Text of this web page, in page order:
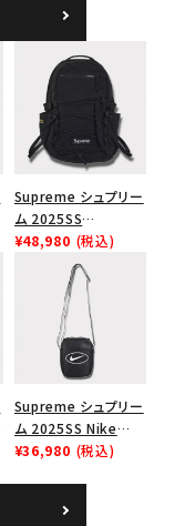
Supreme シュプリー
ム 2025SS
Backpack バックパッ
ク ブラック 黒
¥48,980 (税込)
Supreme シュプリー
ム 2025SS Nike
Leather Shoulder
¥36,980 (税込)